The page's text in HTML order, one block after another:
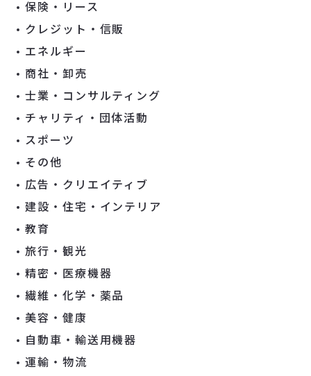
保険・リース
クレジット・信販
エネルギー
商社・卸売
士業・コンサルティング
チャリティ・団体活動
スポーツ
その他
広告・クリエイティブ
建設・住宅・インテリア
教育
旅行・観光
精密・医療機器
繊維・化学・薬品
美容・健康
自動車・輸送用機器
運輸・物流